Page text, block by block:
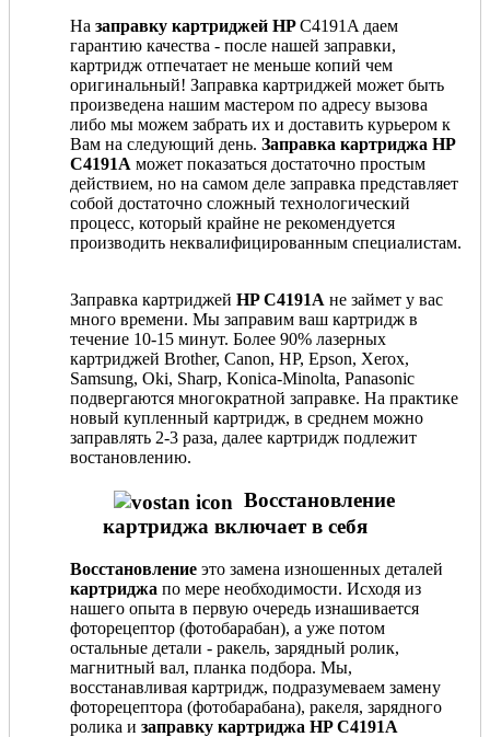
На заправку картриджей HPC4191A даем
гарантию качества - после нашей заправки,
картридж отпечатает не меньше копий чем
оригинальный! Заправка картриджей может быть
произведена нашим мастером по адресу вызова
либо мы можем забрать их и доставить курьером к
Вам на следующий день. Заправка картриджа HP
C4191A может показаться достаточно простым
действием, но на самом деле заправка представляет
собой достаточно сложный технологический
процесс, который крайне не рекомендуется
производить неквалифицированным специалистам.
Заправка картриджей HP C4191A не займет у вас
много времени. Мы заправим ваш картридж в
течение 10-15 минут. Более 90% лазерных
картриджей Brother, Canon, HP, Epson, Xerox,
Samsung, Oki, Sharp, Konica-Minolta, Panasonic
подвергаются многократной заправке. На практике
новый купленный картридж, в среднем можно
заправлять 2-3 раза, далее картридж подлежит
востановлению.
Восстановление
картриджа включает в себя
Восстановление это замена изношенных деталей
картриджа по мере необходимости. Исходя из
нашего опыта в первую очередь изнашивается
фоторецептор (фотобарабан), а уже потом
остальные детали - ракель, зарядный ролик,
магнитный вал, планка подбора. Мы,
восстанавливая картридж, подразумеваем замену
фоторецептора (фотобарабана), ракеля, зарядного
ролика и заправку картриджа HP C4191A